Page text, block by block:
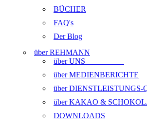
BÜCHER
FAQ's
Der Blog
über REHMANN
über UNS
über MEDIENBERICHTE
über
über KAKAO &
DOWNLOADS